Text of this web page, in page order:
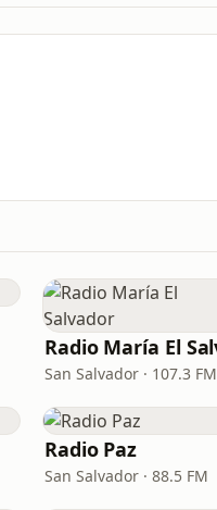
San Salvador · 107.3 FM
Radio Paz
San Salvador · 88.5 FM